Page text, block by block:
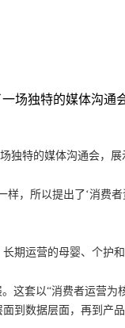
场独特的媒体沟通
独特的媒体沟通会，
，所以提出了‘消费
期运营的母婴、个护
这套以“消费者运营为
到数据层面，再到产品